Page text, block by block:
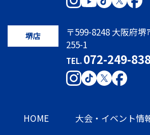
堺店
〒599-8248 大阪府
255-1
TEL.072-249-
HOME
大会・イベント情